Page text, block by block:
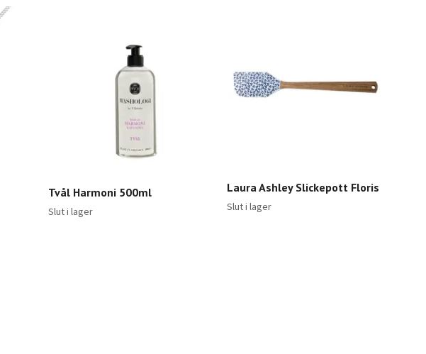
Tvål Harmoni 500ml
Slut i lager
Laura Ashley Slickepott Floris
Slut i lager